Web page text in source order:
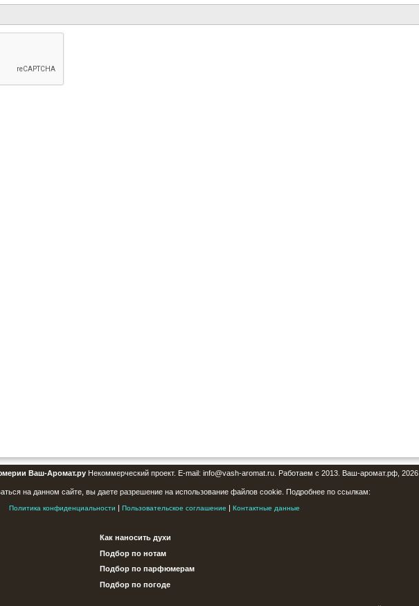
Ваш-Аромат.руНекоммерческий проект. E-mail: info@vash-aromat.ru. Работаем с 2013. Ваш-аромат.рф, 2026.
на данном сайте, вы даете разрешение на использование файлов cookie. Подробнее по ссылкам:
Политика конфиденциальности | Пользовательское соглашение | Контактные данные
Как наносить духи
Подбор по нотам
Подбор по парфюмерам
Подбор по погоде